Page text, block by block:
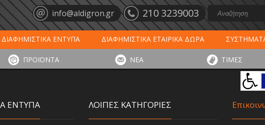
info@aldigron.gr 210 3239003
ΔΙΑΦΗΜΙΣΤΙΚΑ ΕΝΤΥΠΑ ΔΙΑΦΗΜΙΣΤΙΚΑ ΕΤΑΙΡΙΚΑ ΔΩΡΑ
ΞΕΝΟΔΟΧΕΙΑ - ΕΣΤΙΑΣΗ ΤΑΠΕΤΑ ΕΙΣΟΔΟΥ ΗΜΕΡΟΛΟΓΙΑ 2027
ΠΡΟΪΟΝΤΑ ΝΕΑ ΤΙΜΕΣ
ΕΝΤΥΠΑ ΛΟΙΠΕΣ ΚΑΤΗΓΟΡΙΕΣ